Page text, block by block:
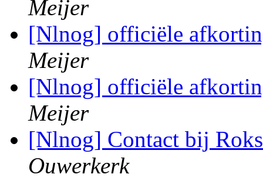
Meijer
[Nlnog] officiële
Meijer
[Nlnog] officiële
Meijer
[Nlnog] Contact bij
Ouwerkerk